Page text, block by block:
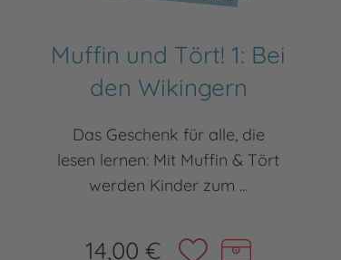
Muffin und Tört! 1: Bei
den Wikingern
Das Geschenk für alle, die
lesen lernen: Mit Muffin & Tört
werden Kinder zum ...
14,00 €